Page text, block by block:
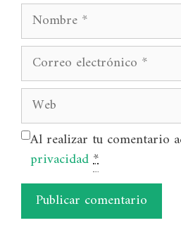
Nombre
Correo
electrónico
Web
Al realizar tu comentario
privacidad*